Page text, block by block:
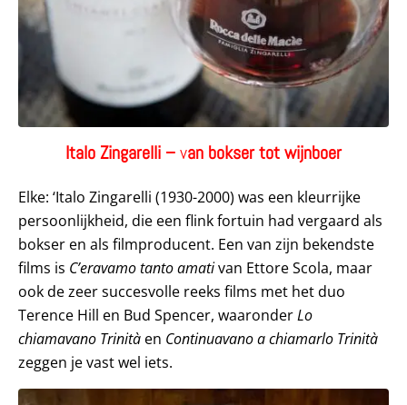
Italo Zingarelli –van bokser tot wijnboer
Elke: ‘Italo Zingarelli (1930-2000) was een kleurrijke
persoonlijkheid, die een flink fortuin had vergaard als
bokser en als filmproducent. Een van zijn bekendste
films is C’eravamo tanto amativan Ettore Scola, maar
ook de zeer succesvolle reeks films met het duo
Terence Hill en Bud Spencer, waaronderLo
chiamavano Trinità en Continuavano a chiamarlo Trinità
zeggen je vast wel iets.